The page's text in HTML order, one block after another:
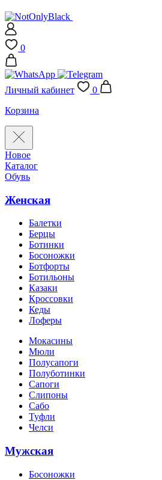
0
Личный кабинет
0
Корзина
Новое
Каталог
Обувь
Женская
Балетки
Берцы
Ботинки
Босоножки
Ботфорты
Ботильоны
Казаки
Кроссовки
Кеды
Лоферы
Мокасины
Мюли
Полусапоги
Полуботинки
Сапоги
Слипоны
Сабо
Туфли
Челси
Мужская
Босоножки